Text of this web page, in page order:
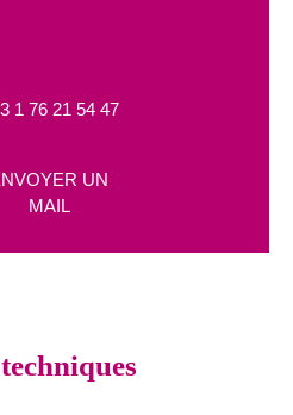
1 76 21 54 47
UN
MAIL